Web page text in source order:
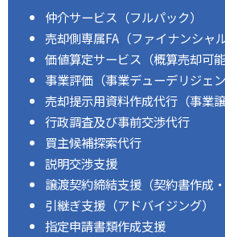
仲介サービス（フルパック）
売却側専属FA（ファイナンシャ
価値算定サービス（概算売却可能
事業評価（事業デューデリジェン
売却提示用資料作成代行（事業譲
行政調査及び事前交渉代行
買主候補探索代行
説明交渉支援
譲渡契約締結支援（契約書作成・
引継ぎ支援（アドバイジング）
指定申請書類作成支援